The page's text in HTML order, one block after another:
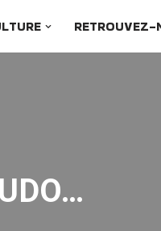
RETROUVEZ-